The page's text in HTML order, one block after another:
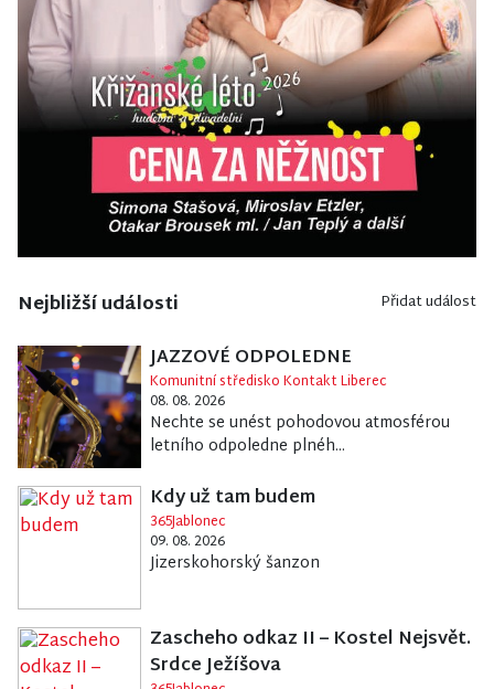
Nejbližší události Přidat událost
JAZZOVÉ ODPOLEDNE
Komunitní středisko Kontakt Liberec
08. 08. 2026
Nechte se unést pohodovou atmosférou
letního odpoledne plnéh...
Kdy už tam budem
365Jablonec
09. 08. 2026
Jizerskohorský šanzon
Zascheho odkaz II – Kostel Nejsvět.
Srdce Ježíšova